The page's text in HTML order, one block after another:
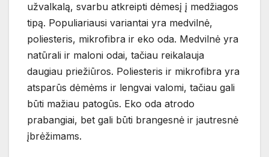
užvalkalą, svarbu atkreipti dėmesį į medžiagos
tipą. Populiariausi variantai yra medvilnė,
poliesteris, mikrofibra ir eko oda. Medvilnė yra
natūrali ir maloni odai, tačiau reikalauja
daugiau priežiūros. Poliesteris ir mikrofibra yra
atsparūs dėmėms ir lengvai valomi, tačiau gali
būti mažiau patogūs. Eko oda atrodo
prabangiai, bet gali būti brangesnė ir jautresnė
įbrėžimams.